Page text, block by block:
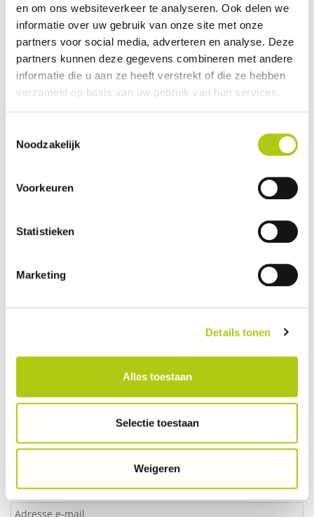
en om ons websiteverkeer te analyseren. Ook delen we
informatie over uw gebruik van onze site met onze
partners voor social media, adverteren en analyse. Deze
partners kunnen deze gegevens combineren met andere
informatie die u aan ze heeft verstrekt of die ze hebben
verzameld op basis van uw gebruik van hun services.
Noodzakelijk
Voorkeuren
Statistieken
Marketing
Details tonen
Alles toestaan
Selectie toestaan
Weigeren
Avantages et inconvénients
M. Mme Mlle
Adresse e-mail